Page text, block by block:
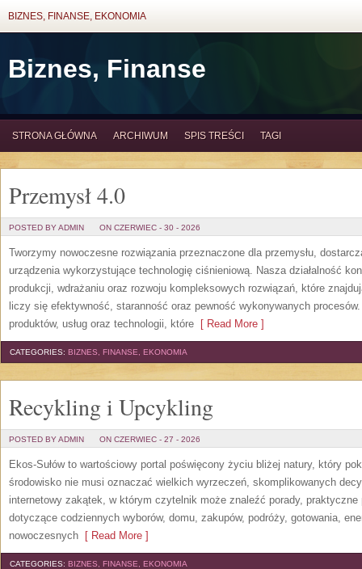
BIZNES, FINANSE, EKONOMIA
Biznes, Finanse
STRONA GŁÓWNA ARCHIWUM SPIS TREŚCI TAGI
Przemysł 4.0
POSTED BY ADMIN ON CZERWIEC - 30 - 2026
Tworzymy nowoczesne rozwiązania przeznaczone dla przemysłu,
urządzenia wykorzystujące technologię ciśnieniową. Nasza działalność
produkcji, wdrażaniu oraz rozwoju kompleksowych rozwiązań, które
liczy się efektywność, staranność oraz pewność wykonywanych
produktów, usług oraz technologii, które [ Read More ]
CATEGORIES: BIZNES, FINANSE, EKONOMIA
Recykling i Upcykling
POSTED BY ADMIN ON CZERWIEC - 27 - 2026
Ekos-Sułów to wartościowy portal poświęcony życiu bliżej natury, który
środowisko nie musi oznaczać wielkich wyrzeczeń, skomplikowanych
internetowy zakątek, w którym czytelnik może znaleźć porady,
dotyczące codziennych wyborów, domu, zakupów, podróży, gotowania,
nowoczesnych [ Read More ]
CATEGORIES: BIZNES, FINANSE, EKONOMIA